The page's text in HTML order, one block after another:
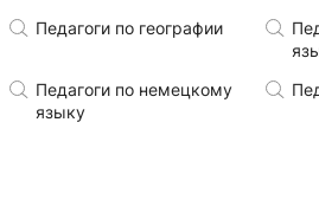
Педагоги по географии
Педагоги по немецкому
языку